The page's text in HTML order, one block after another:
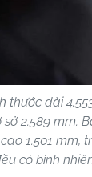
dài
sở 2.589 mm.
1.501 mm,
có bình